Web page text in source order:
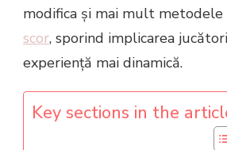
modifica și mai mult
scor, sporind implicarea
experiență mai dinamică.
Key sections in the